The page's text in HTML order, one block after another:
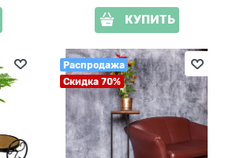
КУПИТЬ
Распродажа
Скидка 70%